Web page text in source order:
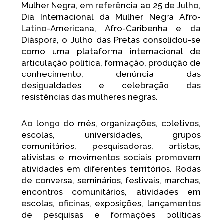
Mulher Negra, em referência ao 25 de Julho,
Dia Internacional da Mulher Negra Afro-
Latino-Americana, Afro-Caribenha e da
Diáspora, o Julho das Pretas consolidou-se
como uma plataforma internacional de
articulação política, formação, produção de
conhecimento, denúncia das
desigualdades e celebração das
resistências das mulheres negras.
Ao longo do mês, organizações, coletivos,
escolas, universidades, grupos
comunitários, pesquisadoras, artistas,
ativistas e movimentos sociais promovem
atividades em diferentes territórios. Rodas
de conversa, seminários, festivais, marchas,
encontros comunitários, atividades em
escolas, oficinas, exposições, lançamentos
de pesquisas e formações políticas